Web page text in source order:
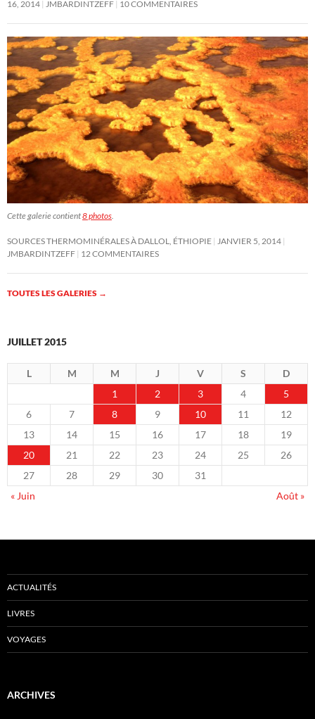
16, 2014 JMBARDINTZEFF 10 COMMENTAIRES
Cette galerie contient8 photos
SOURCES THERMOMINÉRALES À DALLOL, ÉTHIOPIE
JANVIER 5, 2014
JMBARDINTZEFF 12 COMMENTAIRES
TOUTES LES GALERIES →
JUILLET 2015
L M M J V S
D
1
2 3 4
5
6
7 8 9 10 11
12
13
14 15 16 17 18
19
20
21 22 23 24 25
26
27
28 29 30
31
« Juin
Août »
ACTUALITÉS
LIVRES
VOYAGES
ARCHIVES